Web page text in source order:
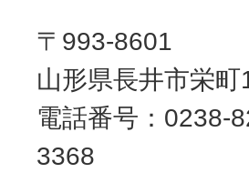
〒993-8601
山形県長井市栄町
電話番号：0238-
3368